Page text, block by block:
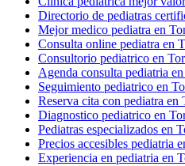
Directorio de pediatras
Mejor medico pediatra en
Consulta online pediatra en
Consultorio pediatrico en
Agenda consulta pediatria
Seguimiento pediatrico en
Reserva cita con pediatra en
Diagnostico pediatrico en
Pediatras especializados en
Precios accesibles pediatria
Experiencia en pediatria en